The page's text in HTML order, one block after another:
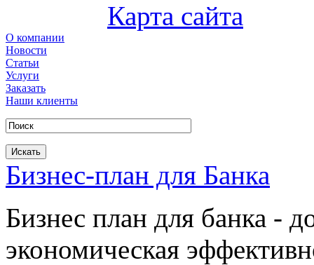
Карта сайта
О компании
Новости
Статьи
Услуги
Заказать
Наши клиенты
Бизнес-план для Банка
Бизнес план для банка -
экономическая